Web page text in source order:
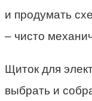
и продумать
– чисто
Щиток для
выбрать и